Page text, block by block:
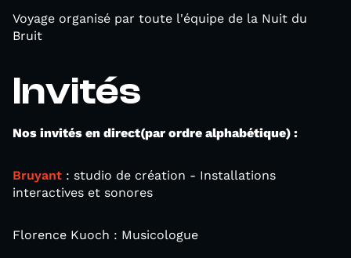
Voyage organisé par toute l'équipe de la Nuit du
Bruit
Invités
Nos invités en direct(par ordre alphabétique) :
Bruyant : studio de création - Installations
interactives et sonores
Florence Kuoch : Musicologue